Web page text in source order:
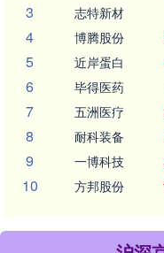
3 志特新材
4 博腾股份
5 近岸蛋白
6 毕得医药
7 五洲医疗
8 耐科装备
9 一博科技
10 方邦股份